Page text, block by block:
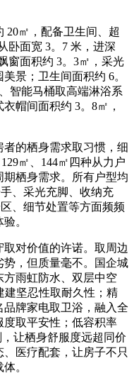
㎡，配备卫生间、超
卧面宽 3。7 米，进深
窗面积约 3。3㎡，采光
景；卫生间面积约 6。
智能马桶取高端淋浴系
帽间面积约 3。8㎡，
的栖身需求取习惯，细
㎡、144㎡四种从力户
栖身需求。所有户型均
、采光充脚、收纳充
、细节处置等方面频频
。
对价值的许诺。取周边
，但质量毫不。国企城
雨虹防水、双层中空
建坚忍性取耐久性；精
牌家电取卫浴，融入全
取平安性；低容积率
让栖身舒服度远超同价
医疗配套，让房子不只
。